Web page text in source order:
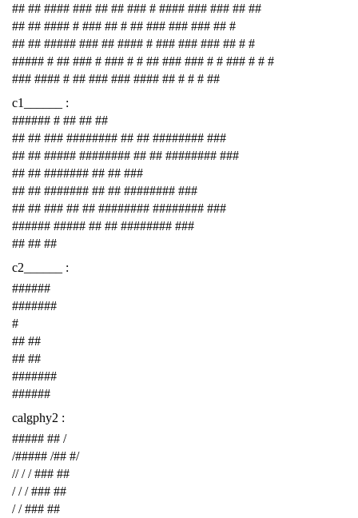
## ## #### ### ## ## ### # #### ### ### ## ##
## ## #### # ### ## # ## ### ### ### ## #
## ## ##### ### ## #### # ### ### ### ## # #
##### # ## ### # ### # # ## ### ### # # ### # # #
### #### # ## ### ### #### ## # # # ##
c1______ :
###### # ## ## ##
## ## ### ######## ## ## ######## ###
## ## ##### ######## ## ## ######## ###
## ## ####### ## ## ###
## ## ####### ## ## ######## ###
## ## ### ## ## ######## ######## ###
###### ##### ## ## ######## ###
## ## ##
c2______ :
######
#######
#
## ##
## ##
#######
######
calgphy2 :
##### ## /
/##### /## #/
// / / ### ##
/ / / ### ##
/ / ### ##